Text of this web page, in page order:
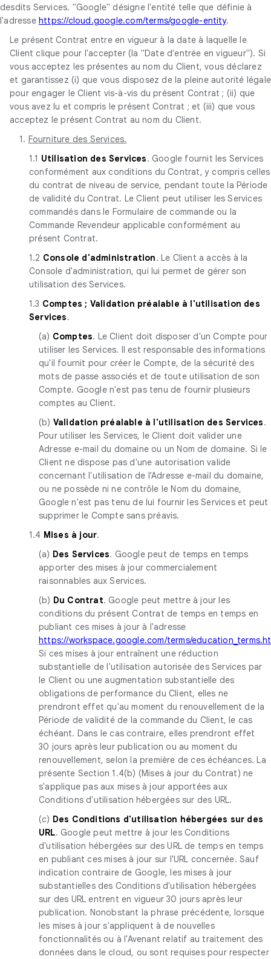
desdits Services. "Google" désigne l'entité telle que définie à
l'adresse https://cloud.google.com/terms/google-entity.
Le présent Contrat entre en vigueur à la date à laquelle le
Client clique pour l'accepter (la "Date d'entrée en vigueur"). Si
vous acceptez les présentes au nom du Client, vous déclarez
et garantissez (i) que vous disposez de la pleine autorité légale
pour engager le Client vis-à-vis du présent Contrat ; (ii) que
vous avez lu et compris le présent Contrat ; et (iii) que vous
acceptez le présent Contrat au nom du Client.
1. Fourniture des Services.
1.1 Utilisation des Services. Google fournit les Services
conformément aux conditions du Contrat, y compris celles
du contrat de niveau de service, pendant toute la Période
de validité du Contrat. Le Client peut utiliser les Services
commandés dans le Formulaire de commande ou la
Commande Revendeur applicable conformément au
présent Contrat.
1.2 Console d'administration. Le Client a accès à la
Console d'administration, qui lui permet de gérer son
utilisation des Services.
1.3 Comptes ; Validation préalable à l'utilisation des
Services.
(a) Comptes. Le Client doit disposer d'un Compte pour
utiliser les Services. Il est responsable des informations
qu'il fournit pour créer le Compte, de la sécurité des
mots de passe associés et de toute utilisation de son
Compte. Google n'est pas tenu de fournir plusieurs
comptes au Client.
(b) Validation préalable à l'utilisation des Services.
Pour utiliser les Services, le Client doit valider une
Adresse e-mail du domaine ou un Nom de domaine. Si le
Client ne dispose pas d'une autorisation valide
concernant l'utilisation de l'Adresse e-mail du domaine,
ou ne possède ni ne contrôle le Nom du domaine,
Google n'est pas tenu de lui fournir les Services et peut
supprimer le Compte sans préavis.
1.4 Mises à jour.
(a) Des Services. Google peut de temps en temps
apporter des mises à jour commercialement
raisonnables aux Services.
(b) Du Contrat. Google peut mettre à jour les
conditions du présent Contrat de temps en temps en
publiant ces mises à jour à l'adresse
https://workspace.google.com/terms/
Si ces mises à jour entraînent une réduction
substantielle de l'utilisation autorisée des Services par
le Client ou une augmentation substantielle des
obligations de performance du Client, elles ne
prendront effet qu'au moment du renouvellement de la
Période de validité de la commande du Client, le cas
échéant. Dans le cas contraire, elles prendront effet
30 jours après leur publication ou au moment du
renouvellement, selon la première de ces échéances. La
présente Section 1.4(b) (Mises à jour du Contrat) ne
s'applique pas aux mises à jour apportées aux
Conditions d'utilisation hébergées sur des URL.
(c) Des Conditions d'utilisation hébergées sur des
URL. Google peut mettre à jour les Conditions
d'utilisation hébergées sur des URL de temps en temps
en publiant ces mises à jour sur l'URL concernée. Sauf
indication contraire de Google, les mises à jour
substantielles des Conditions d'utilisation hébergées
sur des URL entrent en vigueur 30 jours après leur
publication. Nonobstant la phrase précédente, lorsque
les mises à jour s'appliquent à de nouvelles
fonctionnalités ou à l'Avenant relatif au traitement des
données dans le cloud, ou sont requises pour respecter